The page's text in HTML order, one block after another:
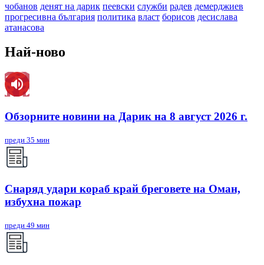
чобанов денят на дарик пеевски служби радев демерджиев
прогресивна българия политика власт борисов десислава
атанасова
Най-ново
Обзорните новини на Дарик на 8 август 2026 г.
преди 35 мин
Снаряд удари кораб край бреговете на Оман,
избухна пожар
преди 49 мин